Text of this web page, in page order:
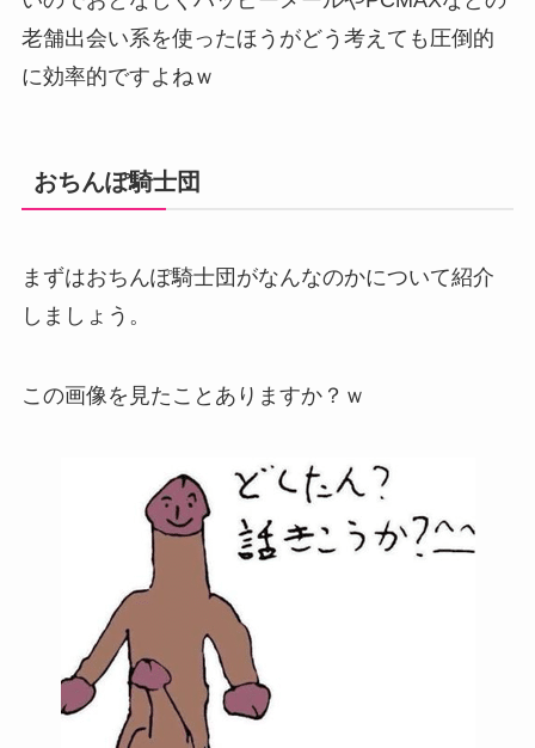
老舗出会い系を使ったほうがどう考えても圧倒的
に効率的ですよねｗ
おちんぽ騎士団
まずはおちんぽ騎士団がなんなのかについて紹介
しましょう。
この画像を見たことありますか？ｗ